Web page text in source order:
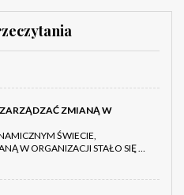
ZMIANĄ W
ŚWIECIE,
W ORGANIZACJI STAŁO SIĘ …